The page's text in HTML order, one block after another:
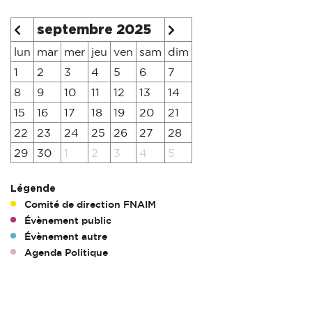
septembre 2025
lun mar mer jeu ven sam
dim
1
2 3 4 5 6
7
8
9 10 11 12 13
14
15
16 17 18 19 20
21
22
23 24 25 26 27
28
29
30 1 2 3 4 5
Légende
Comité de direction FNAIM
Évènement public
Évènement autre
Agenda Politique